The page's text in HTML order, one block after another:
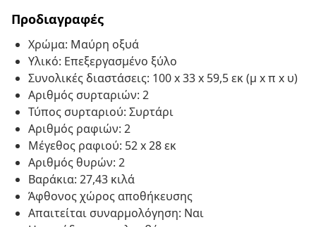
Προδιαγραφές
Χρώμα: Μαύρη οξυά
Υλικό: Επεξεργασμένο ξύλο
Συνολικές διαστάσεις: 100 x 33 x 59,5 εκ (μ x π x υ)
Αριθμός συρταριών: 2
Τύπος συρταριού: Συρτάρι
Αριθμός ραφιών: 2
Μέγεθος ραφιού: 52 x 28 εκ
Αριθμός θυρών: 2
Βαράκια: 27,43 κιλά
Άφθονος χώρος αποθήκευσης
Απαιτείται συναρμολόγηση: Ναι